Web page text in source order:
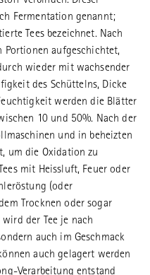
Fermentation genannt;
Tees bezeichnet. Nach
aufgeschichtet,
wieder mit wachsender
des Schüttelns, Dicke
werden die Blätter
10 und 50%. Nach der
und in beheizten
um die Oxidation zu
mit Heissluft, Feuer oder
(oder
Trocknen oder sogar
der Tee je nach
auch im Geschmack
auch gelagert werden
Verarbeitung entstand